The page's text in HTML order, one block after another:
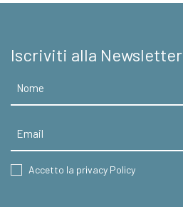
Iscriviti alla Newsletter
CONSENT
Accetto la privacy Policy